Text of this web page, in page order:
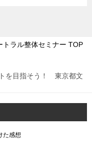
トラル整体セミナー TOP
を目指そう！ 東京都文
た感想